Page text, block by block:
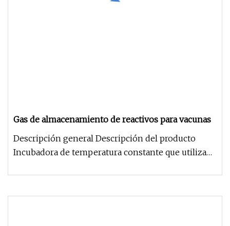
Gas de almacenamiento de reactivos para vacunas
Descripción general Descripción del producto
Incubadora de temperatura constante que utiliza